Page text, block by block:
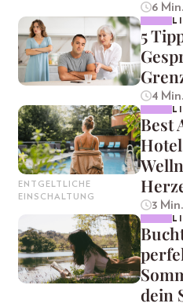
6 Min.
5
4 Min.
ENTGELTLICHE
EINSCHALTUNG
Best
3 Min.
dein